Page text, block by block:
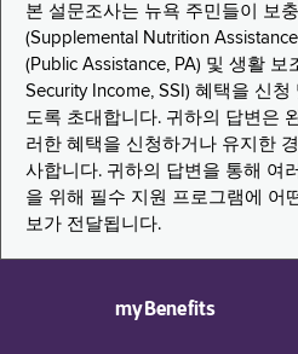
본 설문조사는 뉴욕 주민들이 보
(Supplemental Nutrition
(Public Assistance, PA) 및 생활 보
Security Income, SSI) 혜택을 신
도록 초대합니다. 귀하의 답변은
러한 혜택을 신청하거나 유지한
사합니다. 귀하의 답변을 통해 여
을 위해 필수 지원 프로그램에 어
보가 전달됩니다.
myBenefits